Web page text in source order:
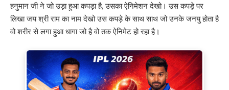
हनुमान जी ने जो उड़ा हुआ कपड़ा है, उसका ऐनिमेशन देखो। उस कपड़े पर
लिखा जय श्री राम का नाम देखो उस कपड़े के साथ साथ जो उनके जनयु होता है
वो शरीर से लगा हुआ धागा जो है वो तक ऐनिमेट हो रहा है।